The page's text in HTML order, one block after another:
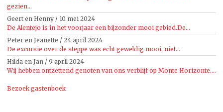
gezien...
Geert en Henny / 10 mei 2024
De Alentejo is in het voorjaar een bijzonder mooi gebied.De...
Peter en Jeanette / 24 april 2024
De excursie over de steppe was echt geweldig mooi, niet...
Hilda en Jan / 9 april 2024
Wij hebben ontzettend genoten van ons verblijf op Monte Horizonte....
Bezoek gastenboek